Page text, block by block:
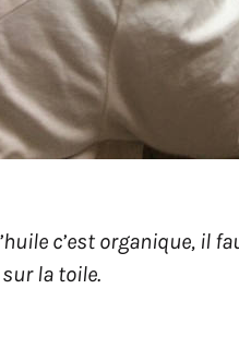
c’est organique, il
la toile.